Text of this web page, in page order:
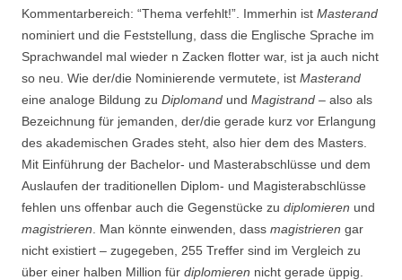
Kommentarbereich: “Thema verfehlt!”. Immerhin ist Masterand
nominiert und die Feststellung, dass die Englische Sprache im
Sprachwandel mal wieder n Zacken flotter war, ist ja auch nicht
so neu. Wie der/die Nominierende vermutete, ist Masterand
eine analoge Bildung zu Diplomand und Magistrand – also als
Bezeichnung für jemanden, der/die gerade kurz vor Erlangung
des akademischen Grades steht, also hier dem des Masters.
Mit Einführung der Bachelor- und Masterabschlüsse und dem
Auslaufen der traditionellen Diplom- und Magisterabschlüsse
fehlen uns offenbar auch die Gegenstücke zu diplomieren und
magistrieren . Man könnte einwenden, dass magistrieren gar
nicht existiert – zugegeben, 255 Treffer sind im Vergleich zu
über einer halben Million für diplomieren nicht gerade üppig.